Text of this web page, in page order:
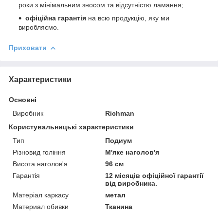
роки з мінімальним зносом та відсутністю ламання;
офіційна гарантія на всю продукцію, яку ми
виробляємо.
Приховати
Характеристики
Основні
Виробник
Richman
Користувальницькі характеристики
Тип
Подиум
Різновид гоління
М'яке наголов'я
Висота наголов'я
96 см
Гарантія
12 місяців офіційної гарантії
від виробника.
Матеріал каркасу
метал
Материал обивки
Тканина